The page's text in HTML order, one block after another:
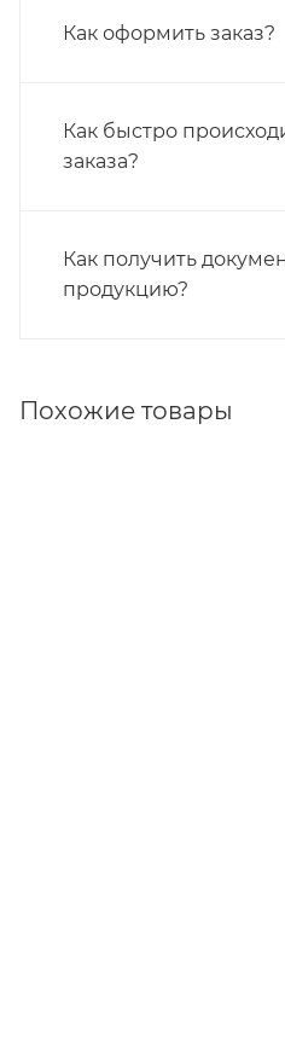
Как оформить заказ?
Как быстро
заказа?
Как получить
продукцию?
Похожие товары